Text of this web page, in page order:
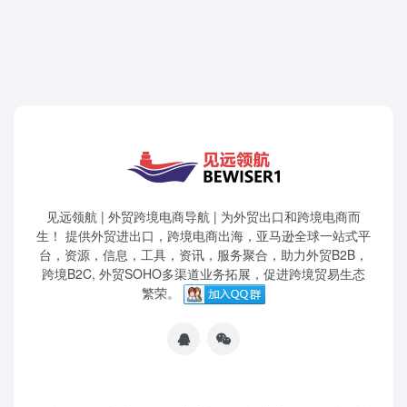
见远领航 | 外贸跨境电商导航 | 为外贸出口和跨境电商而
生！ 提供外贸进出口，跨境电商出海，亚马逊全球一站式平
台，资源，信息，工具，资讯，服务聚合，助力外贸B2B，
跨境B2C, 外贸SOHO多渠道业务拓展，促进跨境贸易生态
繁荣。